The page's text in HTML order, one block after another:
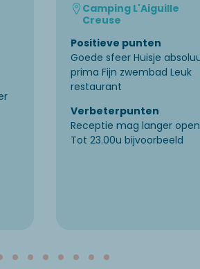
Camping L'Aiguille
Creuse
Positieve punten
Goede sfeer Huisje
prima Fijn zwembad Leuk
restaurant
Verbeterpunten
Receptie mag langer open
Tot 23.00u bijvoorbeeld